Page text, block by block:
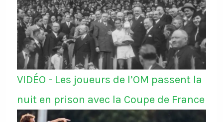
VIDÉO - Les joueurs de l’OM passent la
nuit en prison avec la Coupe de France